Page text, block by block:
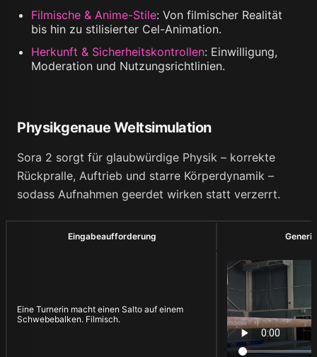
Filmische & Anime-Stile: Von filmischer Realität
bis hin zu stilisierter Cel-Animation.
Herkunft & Sicherheitskontrollen: Einwilligung,
Moderation und Nutzungsrichtlinien.
Physikgenaue Weltsimulation
Sora 2 sorgt für glaubwürdige Physik – korrekte
Rückpralle, Auftrieb und starre Körperdynamik –
sodass Aufnahmen geerdet wirken statt verzerrt.
Eingabeaufforderung
Eine Turnerin macht einen Salto auf einem
Schwebebalken. Filmisch.